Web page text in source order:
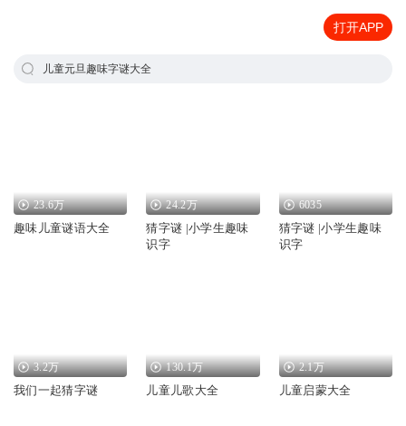
打开APP
儿童元旦趣味字谜大全
23.6万
趣味儿童谜语大全
24.2万
猜字谜 |小学生趣味
识字
6035
猜字谜 |小学生趣味
识字
3.2万
我们一起猜字谜
130.1万
儿童儿歌大全
2.1万
儿童启蒙大全